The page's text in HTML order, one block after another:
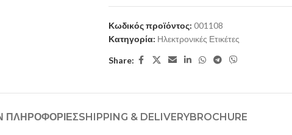
Κωδικός προϊόντος: 001108
Κατηγορία: Ηλεκτρονικές Ετικέτες
Share:
ΠΛΗΡΟΦΟΡΊΕΣSHIPPING & DELIVERYBROCHURE